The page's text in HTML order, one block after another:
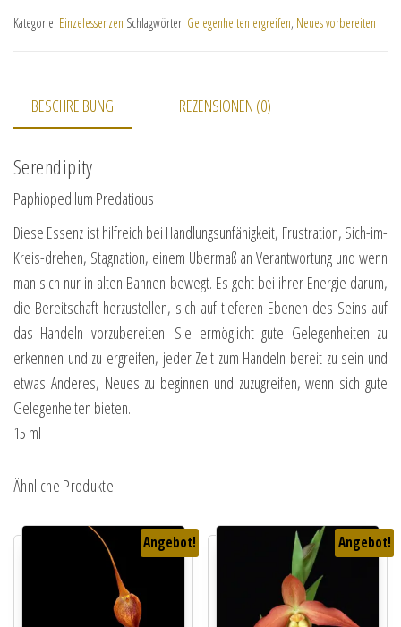
Kategorie: Einzelessenzen Schlagwörter: Gelegenheiten ergreifen, Neues vorbereiten
BESCHREIBUNG REZENSIONEN (0)
Serendipity
Paphiopedilum Predatious
Diese Essenz ist hilfreich bei Handlungsunfähigkeit, Frustration, Sich-im-
Kreis-drehen, Stagnation, einem Übermaß an Verantwortung und wenn
man sich nur in alten Bahnen bewegt. Es geht bei ihrer Energie darum,
die Bereitschaft herzustellen, sich auf tieferen Ebenen des Seins auf
das Handeln vorzubereiten. Sie ermöglicht gute Gelegenheiten zu
erkennen und zu ergreifen, jeder Zeit zum Handeln bereit zu sein und
etwas Anderes, Neues zu beginnen und zuzugreifen, wenn sich gute
Gelegenheiten bieten.
15 ml
Ähnliche Produkte
Angebot! Angebot!